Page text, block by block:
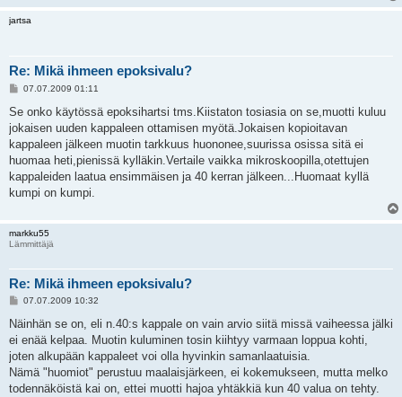
jartsa
Re: Mikä ihmeen epoksivalu?
V
e
t
i
07.07.2009 01:11
Se onko käytössä epoksihartsi tms.Kiistaton tosiasia on se,muotti kuluu
jokaisen uuden kappaleen ottamisen myötä.Jokaisen kopioitavan
kappaleen jälkeen muotin tarkkuus huononee,suurissa osissa sitä ei
huomaa heti,pienissä kylläkin.Vertaile vaikka mikroskoopilla,otettujen
kappaleiden laatua ensimmäisen ja 40 kerran jälkeen...Huomaat kyllä
kumpi on kumpi.
markku55
Lämmittäjä
Re: Mikä ihmeen epoksivalu?
V
e
t
i
07.07.2009 10:32
Näinhän se on, eli n.40:s kappale on vain arvio siitä missä vaiheessa jälki
ei enää kelpaa. Muotin kuluminen tosin kiihtyy varmaan loppua kohti,
joten alkupään kappaleet voi olla hyvinkin samanlaatuisia.
Nämä "huomiot" perustuu maalaisjärkeen, ei kokemukseen, mutta melko
todennäköistä kai on, ettei muotti hajoa yhtäkkiä kun 40 valua on tehty.